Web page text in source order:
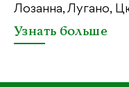
Лозанна, Лугано,
Узнать больше